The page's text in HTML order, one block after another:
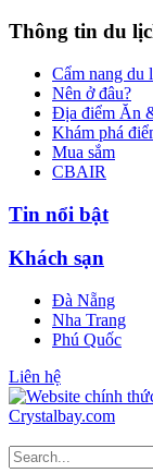
Thông tin du
Cẩm nang du
Nên ở đâu?
Địa điểm Ăn
Khám phá
Mua sắm
CBAIR
Tin nổi bật
Khách sạn
Đà Nẵng
Nha Trang
Phú Quốc
Liên hệ